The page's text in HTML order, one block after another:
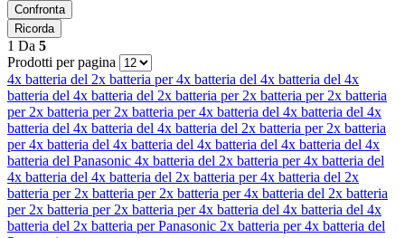
Confronta
Ricorda
1 Da 5
Prodotti per pagina
4x batteria del 2x batteria per4x batteria del 4x batteria del 4x
batteria del 4x batteria del 2x batteria per 2x batteria per 2x batteria
per 2x batteria per 2x batteria per4x batteria del 4x batteria del 4x
batteria del 4x batteria del 4x batteria del 2x batteria per 2x batteria
per4x batteria del 4x batteria del 4x batteria del 4x batteria del 4x
batteria del Panasonic 4x batteria del 2x batteria per4x batteria del
4x batteria del 4x batteria del 2x batteria per4x batteria del 2x
batteria per 2x batteria per 2x batteria per4x batteria del 2x batteria
per 2x batteria per 2x batteria per4x batteria del 4x batteria del 4x
batteria del 2x batteria perPanasonic 2x batteria per4x batteria del